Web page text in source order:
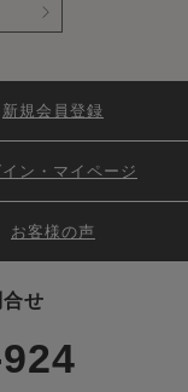
せ
新規会員登録
イン・マイページ
お客様の声